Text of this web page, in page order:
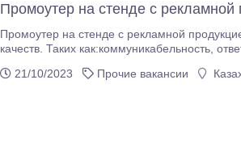
Промоутер на стенде с рекламной
Промоутер на стенде с рекламной продукцией - это
качеств. Таких как:коммуникабельность, ответственность и пунктуальность, готовность освоить информацию о продукции.
21/10/2023
Прочие вакансии